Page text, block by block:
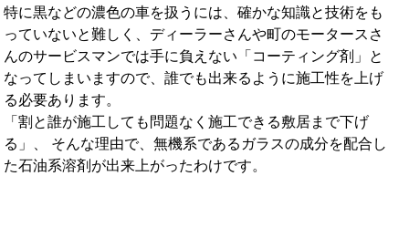
特に黒などの濃色の車を扱うには、確かな知識と技術をも
っていないと難しく、ディーラーさんや町のモータースさ
んのサービスマンでは手に負えない「コーティング剤」と
なってしまいますので、誰でも出来るように施工性を上げ
る必要あります。
「割と誰が施工しても問題なく施工できる敷居まで下げ
る」、 そんな理由で、無機系であるガラスの成分を配合し
た石油系溶剤が出来上がったわけです。